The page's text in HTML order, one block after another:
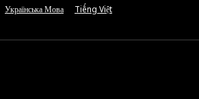
Українська Мова Tiếng Việt